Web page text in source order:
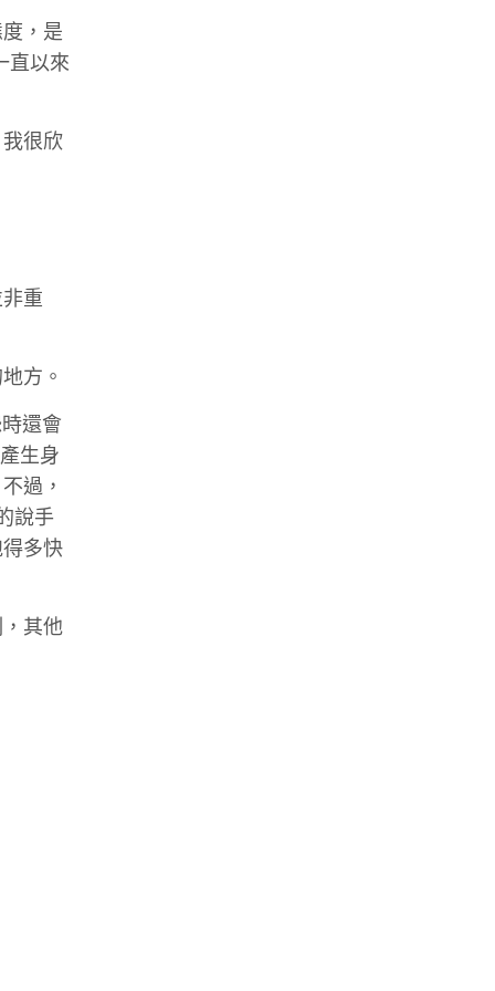
，是
直以來
很欣
重
方。
還會
生身
過，
說手
多快
其他